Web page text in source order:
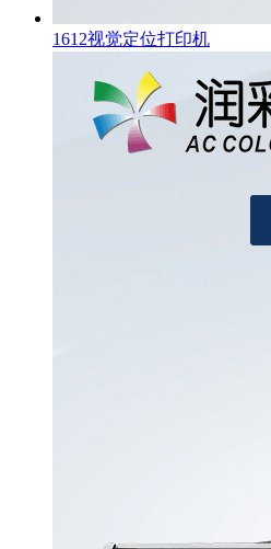
1612视觉定位打印机